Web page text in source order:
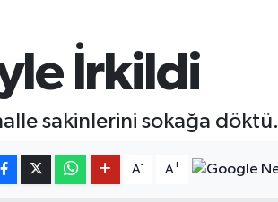
İrkildi
sakinlerini sokağa döktü.
A- A+